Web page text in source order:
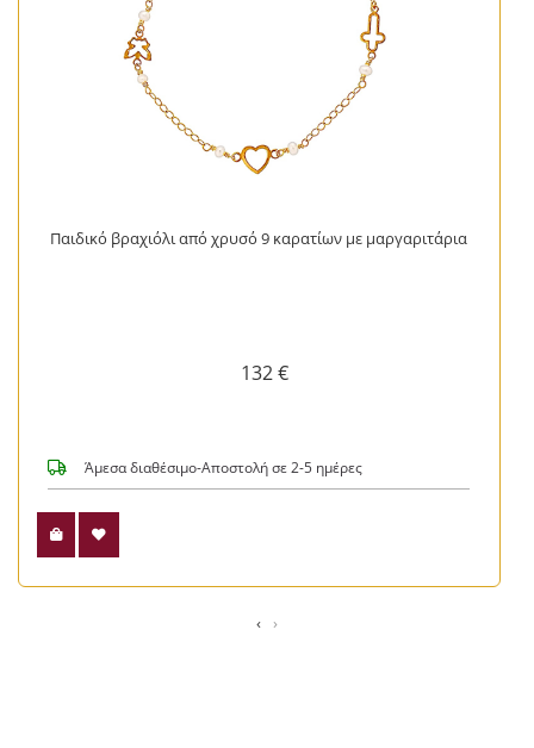
Παιδικό βραχιόλι από χρυσό 9 καρατίων με μαργαριτάρια
132 €
Άμεσα διαθέσιμο-Αποστολή σε 2-5 ημέρες
‹ ›